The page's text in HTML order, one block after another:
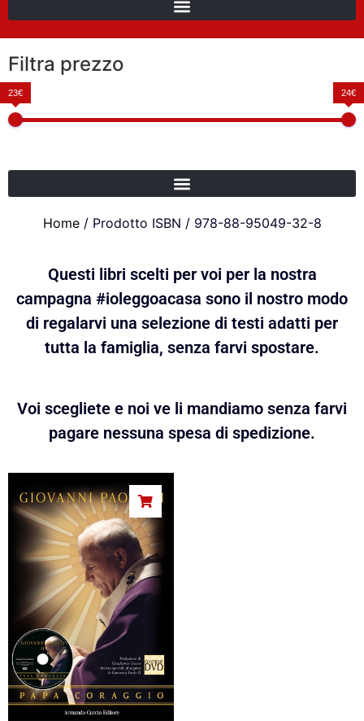
Filtra prezzo
23€ 24€
Home/ Prodotto ISBN / 978-88-95049-32-8
Questi libri scelti per voi per la nostra
campagna #ioleggoacasa sono il nostro modo
di regalarvi una selezione di testi adatti per
tutta la famiglia, senza farvi spostare.
Voi scegliete e noi ve li mandiamo senza farvi
pagare nessuna spesa di spedizione.